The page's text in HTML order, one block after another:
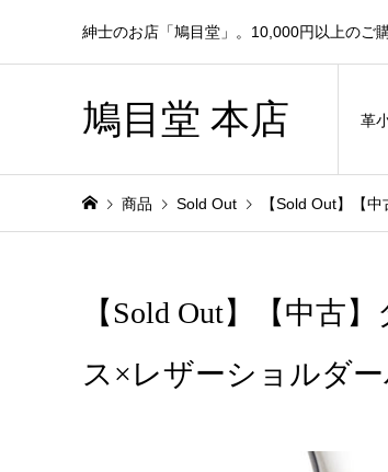
紳士のお店「鳩目堂」。10,000円以上のご
鳩目堂 本店 革
商品 Sold Out 【Sold Out】【
【Sold Out】【中古
ス×レザーショルダ